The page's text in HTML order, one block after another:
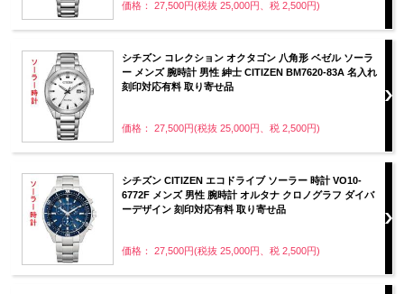
価格： 27,500円(税抜 25,000円、税 2,500円)
シチズン コレクション オクタゴン 八角形 ベゼル ソーラ
ー メンズ 腕時計 男性 紳士 CITIZEN BM7620-83A 名入れ
刻印対応有料 取り寄せ品
価格： 27,500円(税抜 25,000円、税 2,500円)
シチズン CITIZEN エコドライブ ソーラー 時計 VO10-
6772F メンズ 男性 腕時計 オルタナ クロノグラフ ダイバ
ーデザイン 刻印対応有料 取り寄せ品
価格： 27,500円(税抜 25,000円、税 2,500円)